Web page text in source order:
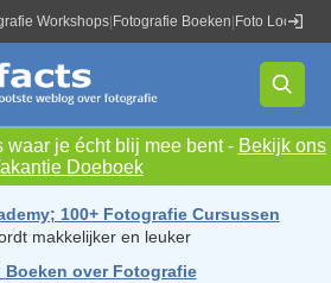
Workshops Fotografie Boeken Foto Locaties
waar je écht blij mee bent - Bekijk ons
Doeboek
100+ Fotografie Cursussen
makkelijker en leuker
over Fotografie